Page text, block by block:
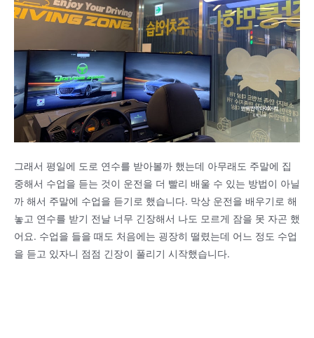
그래서 평일에 도로 연수를 받아볼까 했는데 아무래도 주말에 집
중해서 수업을 듣는 것이 운전을 더 빨리 배울 수 있는 방법이 아닐
까 해서 주말에 수업을 듣기로 했습니다. 막상 운전을 배우기로 해
놓고 연수를 받기 전날 너무 긴장해서 나도 모르게 잠을 못 자곤 했
어요. 수업을 들을 때도 처음에는 굉장히 떨렸는데 어느 정도 수업
을 듣고 있자니 점점 긴장이 풀리기 시작했습니다.